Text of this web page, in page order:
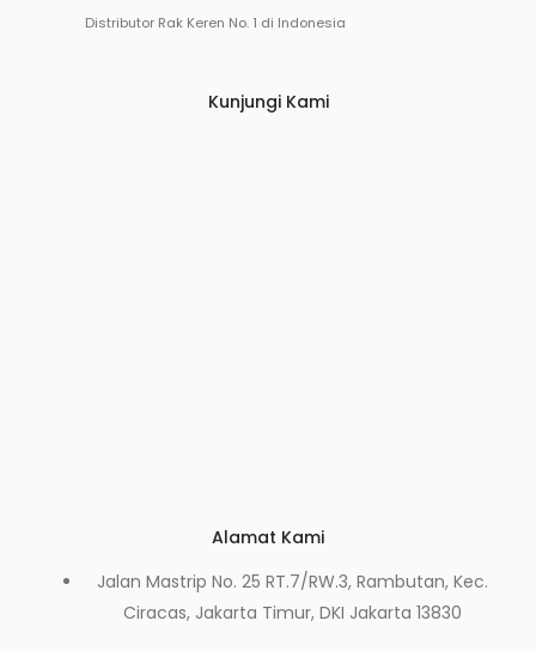
Distributor Rak Keren No. 1 di Indonesia
Kunjungi Kami
Alamat Kami
Jalan Mastrip No. 25 RT.7/RW.3, Rambutan, Kec.
Ciracas, Jakarta Timur, DKI Jakarta 13830